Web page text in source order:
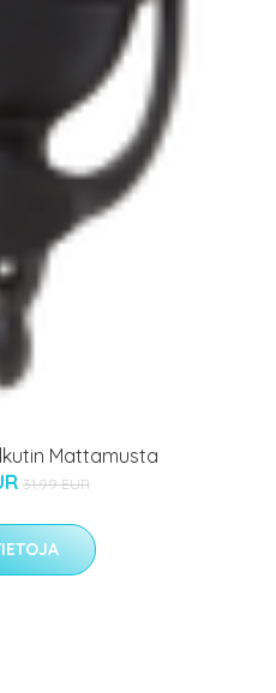
Mattamusta
31.99 EUR